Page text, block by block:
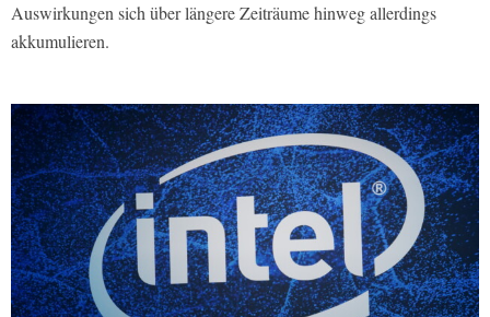
Auswirkungen sich über längere Zeiträume hinweg allerdings
akkumulieren.